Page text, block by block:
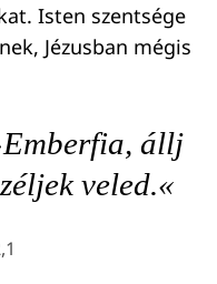
Isten szentsége
Jézusban mégis
állj
veled.«